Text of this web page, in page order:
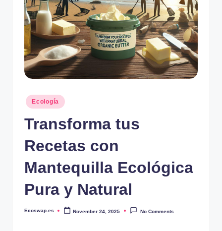
Posted
in
Ecología
Transforma tus
Recetas con
Mantequilla Ecológica
Pura y Natural
Posted
Ecoswap.es November 24, 2025 No Comments